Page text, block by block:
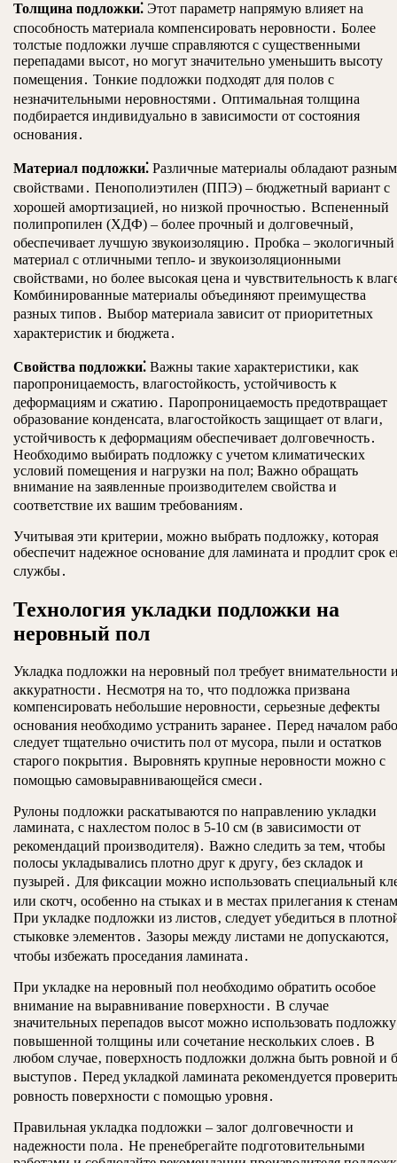
Толщина подложки⁚ Этот параметр напрямую влияет на
способность материала компенсировать неровности․ Более
толстые подложки лучше справляются с существенными
перепадами высот‚ но могут значительно уменьшить высоту
помещения․ Тонкие подложки подходят для полов с
незначительными неровностями․ Оптимальная толщина
подбирается индивидуально в зависимости от состояния
основания․
Материал подложки⁚ Различные материалы обладают
свойствами․ Пенополиэтилен (ППЭ) – бюджетный вариант с
хорошей амортизацией‚ но низкой прочностью․ Вспененный
полипропилен (ХДФ) – более прочный и долговечный‚
обеспечивает лучшую звукоизоляцию․ Пробка – экологичный
материал с отличными тепло- и звукоизоляционными
свойствами‚ но более высокая цена и чувствительность к
Комбинированные материалы объединяют преимущества
разных типов․ Выбор материала зависит от приоритетных
характеристик и бюджета․
Свойства подложки⁚ Важны такие характеристики‚ как
паропроницаемость‚ влагостойкость‚ устойчивость к
деформациям и сжатию․ Паропроницаемость предотвращает
образование конденсата‚ влагостойкость защищает от влаги‚
устойчивость к деформациям обеспечивает долговечность․
Необходимо выбирать подложку с учетом климатических
условий помещения и нагрузки на пол; Важно обращать
внимание на заявленные производителем свойства и
соответствие их вашим требованиям․
Учитывая эти критерии‚ можно выбрать подложку‚ которая
обеспечит надежное основание для ламината и продлит срок
службы․
Технология укладки подложки на
неровный пол
Укладка подложки на неровный пол требует внимательности
аккуратности․ Несмотря на то‚ что подложка призвана
компенсировать небольшие неровности‚ серьезные дефекты
основания необходимо устранить заранее․ Перед началом
следует тщательно очистить пол от мусора‚ пыли и остатков
старого покрытия․ Выровнять крупные неровности можно с
помощью самовыравнивающейся смеси․
Рулоны подложки раскатываются по направлению укладки
ламината‚ с нахлестом полос в 5-10 см (в зависимости от
рекомендаций производителя)․ Важно следить за тем‚ чтобы
полосы укладывались плотно друг к другу‚ без складок и
пузырей․ Для фиксации можно использовать специальный
или скотч‚ особенно на стыках и в местах прилегания к
При укладке подложки из листов‚ следует убедиться в
стыковке элементов․ Зазоры между листами не допускаются‚
чтобы избежать проседания ламината․
При укладке на неровный пол необходимо обратить особое
внимание на выравнивание поверхности․ В случае
значительных перепадов высот можно использовать подложку
повышенной толщины или сочетание нескольких слоев․ В
любом случае‚ поверхность подложки должна быть ровной и
выступов․ Перед укладкой ламината рекомендуется проверить
ровность поверхности с помощью уровня․
Правильная укладка подложки – залог долговечности и
надежности пола․ Не пренебрегайте подготовительными